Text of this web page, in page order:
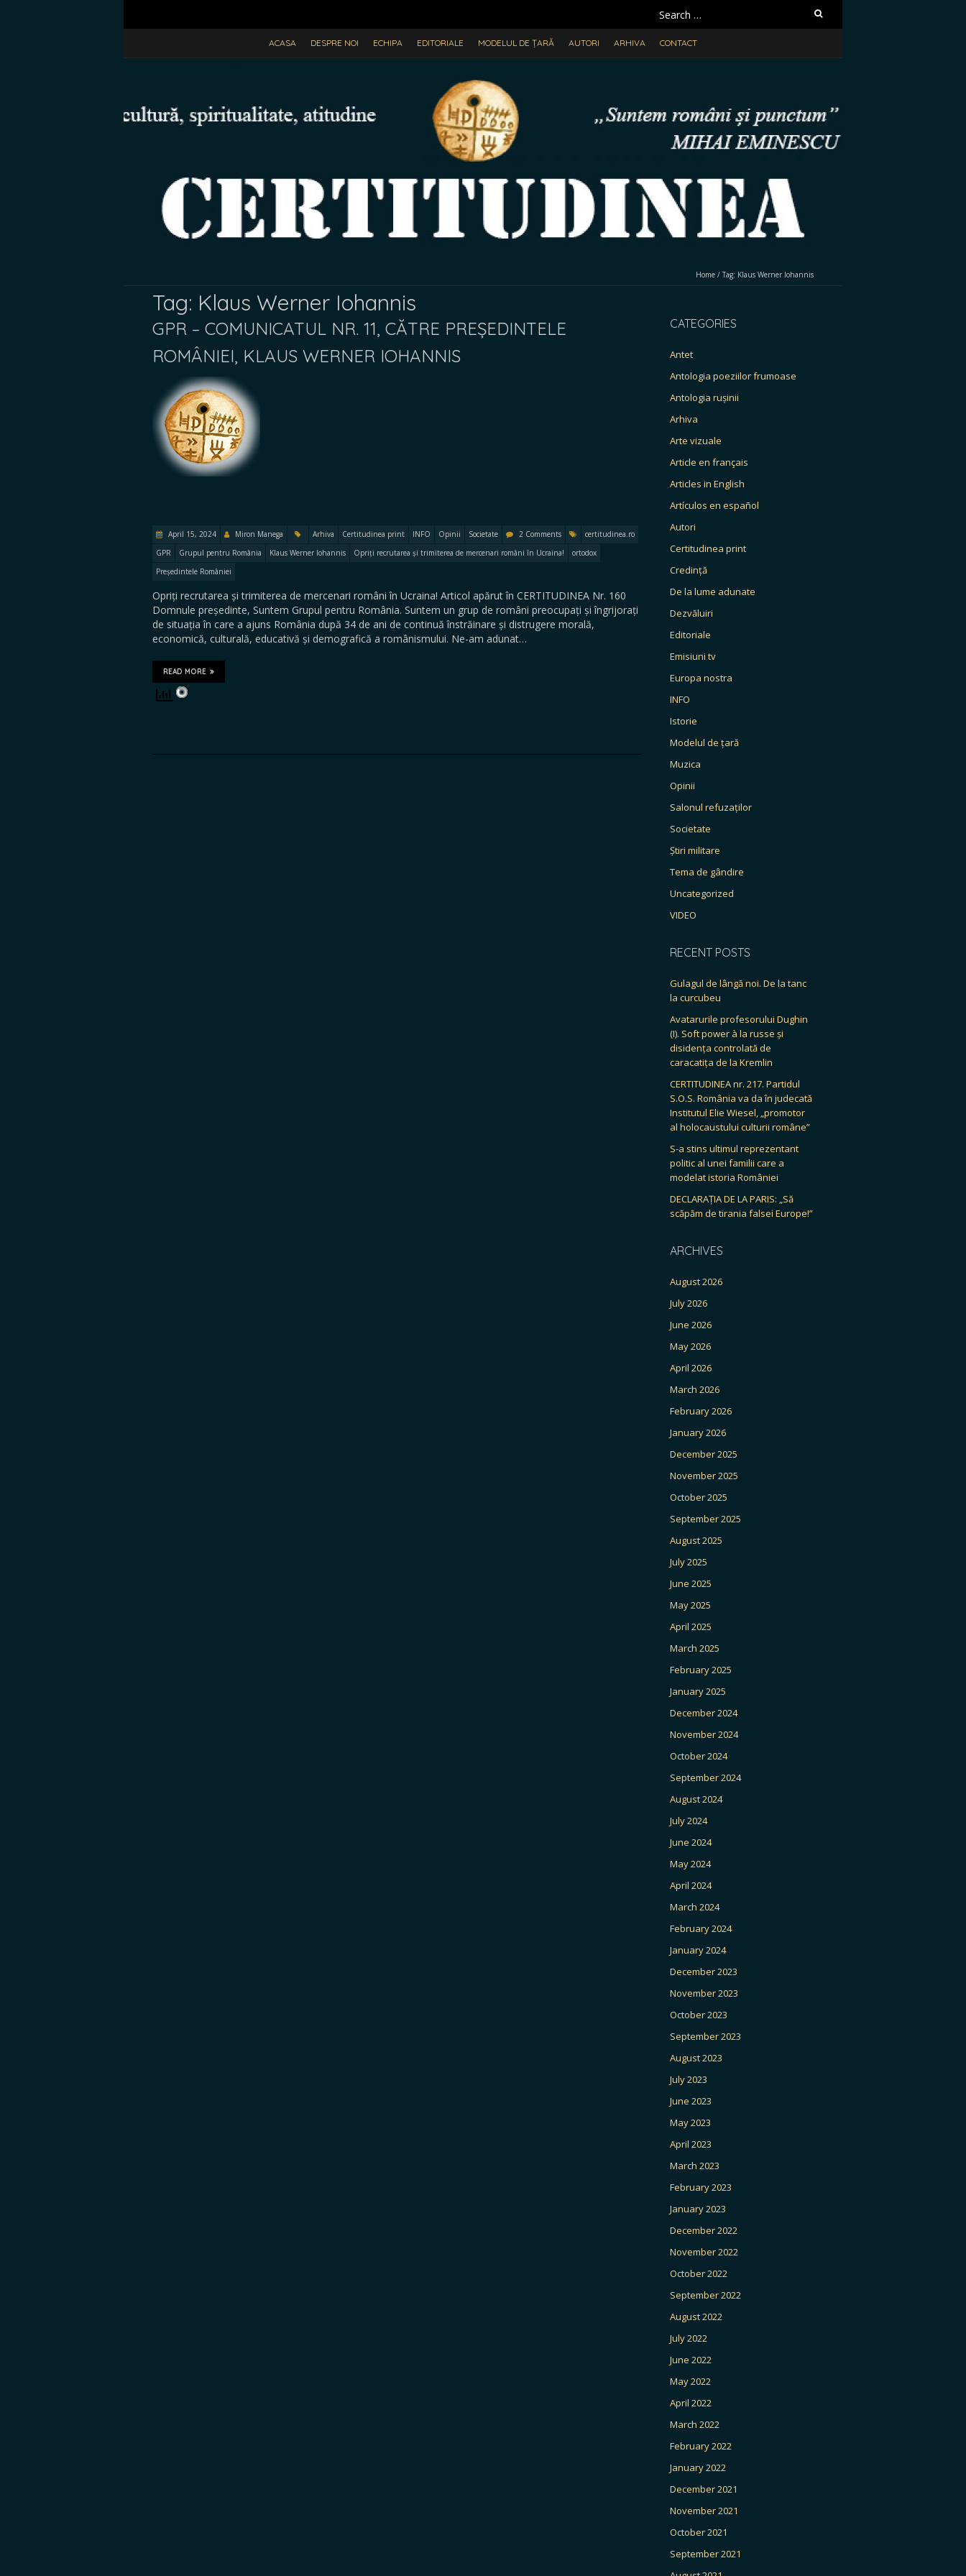
Search
for:
ACASA DESPRE NOI ECHIPA EDITORIALE MODELUL DE ȚARĂ AUTORI ARHIVA CONTACT
Home / Tag: Klaus Werner Iohannis
Tag: Klaus Werner Iohannis
GPR – COMUNICATUL NR. 11, CĂTRE PREȘEDINTELE
ROMÂNIEI, KLAUS WERNER IOHANNIS
April 15, 2024 Miron Manega Arhiva Certitudinea print INFO Opinii Societate 2 Comments
certitudinea.ro
GPR
Grupul pentru România Klaus Werner Iohannis Opriți recrutarea și trimiterea de mercenari români în Ucraina!
ortodox
Președintele României
Opriți recrutarea și trimiterea de mercenari români în Ucraina! Articol apărut în CERTITUDINEA Nr. 160
Domnule președinte, Suntem Grupul pentru România. Suntem un grup de români preocupați și îngrijorați
de situația în care a ajuns România după 34 de ani de continuă înstrăinare și distrugere morală,
economică, culturală, educativă și demografică a românismului. Ne-am adunat…
READ MORE
CATEGORIES
Antet
Antologia poeziilor frumoase
Antologia rușinii
Arhiva
Arte vizuale
Article en français
Articles in English
Artículos en español
Autori
Certitudinea print
Credință
De la lume adunate
Dezvăluiri
Editoriale
Emisiuni tv
Europa nostra
INFO
Istorie
Modelul de țară
Muzica
Opinii
Salonul refuzaților
Societate
Știri militare
Tema de gândire
Uncategorized
VIDEO
RECENT POSTS
Gulagul de lângă noi. De la tanc
la curcubeu
Avatarurile profesorului Dughin
(I). Soft power à la russe și
disidența controlată de
caracatița de la Kremlin
CERTITUDINEA nr. 217. Partidul
S.O.S. România va da în judecată
Institutul Elie Wiesel, „promotor
al holocaustului culturii române”
S-a stins ultimul reprezentant
politic al unei familii care a
modelat istoria României
DECLARAȚIA DE LA PARIS: „Să
scăpăm de tirania falsei Europe!”
ARCHIVES
August 2026
July 2026
June 2026
May 2026
April 2026
March 2026
February 2026
January 2026
December 2025
November 2025
October 2025
September 2025
August 2025
July 2025
June 2025
May 2025
April 2025
March 2025
February 2025
January 2025
December 2024
November 2024
October 2024
September 2024
August 2024
July 2024
June 2024
May 2024
April 2024
March 2024
February 2024
January 2024
December 2023
November 2023
October 2023
September 2023
August 2023
July 2023
June 2023
May 2023
April 2023
March 2023
February 2023
January 2023
December 2022
November 2022
October 2022
September 2022
August 2022
July 2022
June 2022
May 2022
April 2022
March 2022
February 2022
January 2022
December 2021
November 2021
October 2021
September 2021